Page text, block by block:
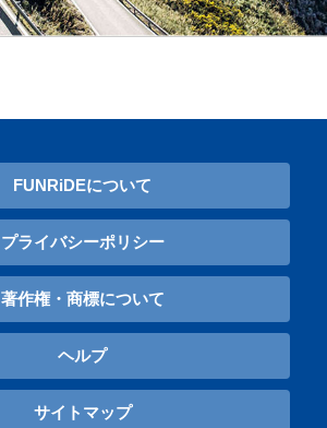
FUNRiDEについて
プライバシーポリシー
著作権・商標について
ヘルプ
サイトマップ